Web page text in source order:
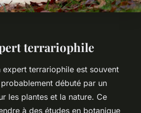
terrariophile
expert terrariophile est souvent
débuté par un
les plantes et la nature. Ce
à des études en botanique